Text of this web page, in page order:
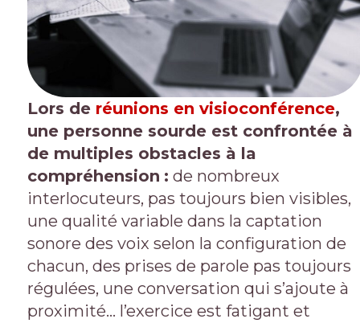
Lors de réunions en visioconférence,
une personne sourde est confrontée à
de multiples obstacles à la
compréhension : de nombreux
interlocuteurs, pas toujours bien visibles,
une qualité variable dans la captation
sonore des voix selon la configuration de
chacun, des prises de parole pas toujours
régulées, une conversation qui s’ajoute à
proximité… l’exercice est fatigant et